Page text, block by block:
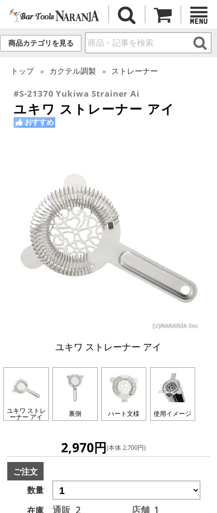
商品カテゴリを見る
トップ カクテル調製 ストレーナー
#S-21370 Yukiwa Strainer Ai
ユキワ ストレーナー アイ
おすすめ
ユキワ ストレーナー アイ
ユキワ ストレ
ーナー アイ 裏側 ハート文様 使用イメージ
2,970円(本体 2,700円)
ご注文
数量
在庫
通販 2 店舗 1